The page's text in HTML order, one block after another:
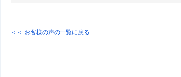
＜＜ お客様の声の一覧に戻る